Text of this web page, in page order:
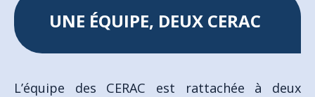
UNE ÉQUIPE, DEUX CERAC
L’équipe des CERAC est rattachée à deux